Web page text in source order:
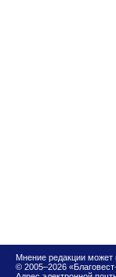
Мнение редакции может
© 2005–2026